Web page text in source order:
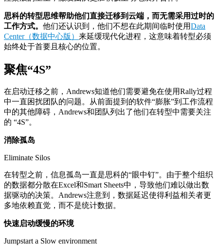
思科的转型思维帮助他们直接迁移到云端，而无需采用过时的
工作方式。 他们还认识到，他们不想在此期间临时使用Data
Center（数据中心版） 来延缓现代化进程，这意味着转型必须
始终处于首要且核心的位置。
聚焦“4S”
在启动迁移之前，Andrews知道他们需要避免在使用Rally过程
中一直困扰团队的问题。从前面提到的软件“膨胀”到工作流程
中的其他障碍，Andrews和团队列出了他们在转型中需要关注
的 “4S”。
消除孤岛
Eliminate Silos
在转型之前，信息孤岛一直是思科的“眼中钉”。由于整个组织
的数据都分散在Excel和Smart Sheets中，导致他们难以做出数
据驱动的决策。Andrews注意到，数据延迟使得利益相关者更
多地依赖直觉，而不是统计数据。
快速启动缓慢的环境
Jumpstart a Slow environment